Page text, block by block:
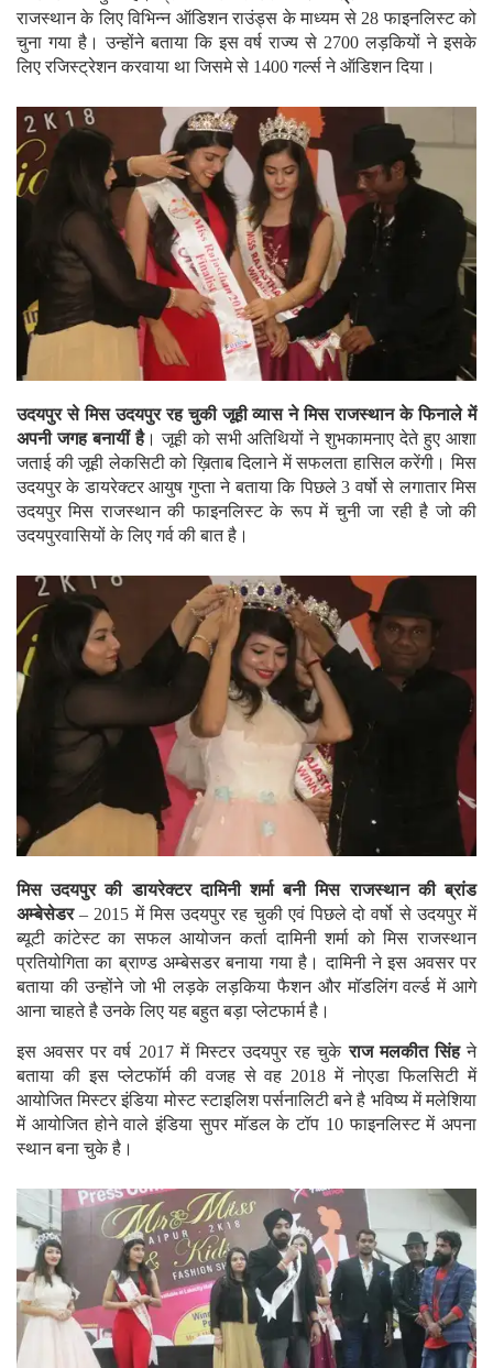
राजस्थान के लिए विभिन्न ऑडिशन राउंड्स के माध्यम से 28 फाइनलिस्ट को
चुना गया है। उन्होंने बताया कि इस वर्ष राज्य से 2700 लड़कियों ने इसके
लिए रजिस्ट्रेशन करवाया था जिसमे से 1400 गर्ल्स ने ऑडिशन दिया।
उदयपुर से मिस उदयपुर रह चुकी जूही व्यास ने मिस राजस्थान के फिनाले में
अपनी जगह बनायीं है। जूही को सभी अतिथियों ने शुभकामनाए देते हुए आशा
जताई की जूही लेकसिटी को ख़िताब दिलाने में सफलता हासिल करेंगी। मिस
उदयपुर के डायरेक्टर आयुष गुप्ता ने बताया कि पिछले 3 वर्षो से लगातार मिस
उदयपुर मिस राजस्थान की फाइनलिस्ट के रूप में चुनी जा रही है जो की
उदयपुरवासियों के लिए गर्व की बात है।
मिस उदयपुर की डायरेक्टर दामिनी शर्मा बनी मिस राजस्थान की ब्रांड
अम्बेसेडर– 2015 में मिस उदयपुर रह चुकी एवं पिछले दो वर्षो से उदयपुर में
ब्यूटी कांटेस्ट का सफल आयोजन कर्ता दामिनी शर्मा को मिस राजस्थान
प्रतियोगिता का ब्राण्ड अम्बेसडर बनाया गया है। दामिनी ने इस अवसर पर
बताया की उन्होंने जो भी लड़के लड़किया फैशन और मॉडलिंग वर्ल्ड में आगे
आना चाहते है उनके लिए यह बहुत बड़ा प्लेटफार्म है।
इस अवसर पर वर्ष 2017 में मिस्टर उदयपुर रह चुकेराज मलकीत सिंहने
बताया की इस प्लेटफॉर्म की वजह से वह 2018 में नोएडा फिलसिटी में
आयोजित मिस्टर इंडिया मोस्ट स्टाइलिश पर्सनालिटी बने है भविष्य में मलेशिया
में आयोजित होने वाले इंडिया सुपर मॉडल के टॉप 10 फाइनलिस्ट में अपना
स्थान बना चुके है।